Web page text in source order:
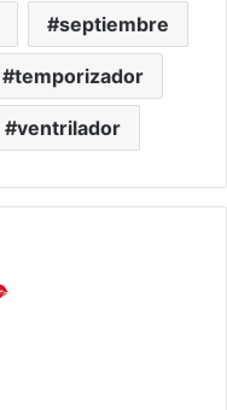
septiembre
temporizador
ventrilador